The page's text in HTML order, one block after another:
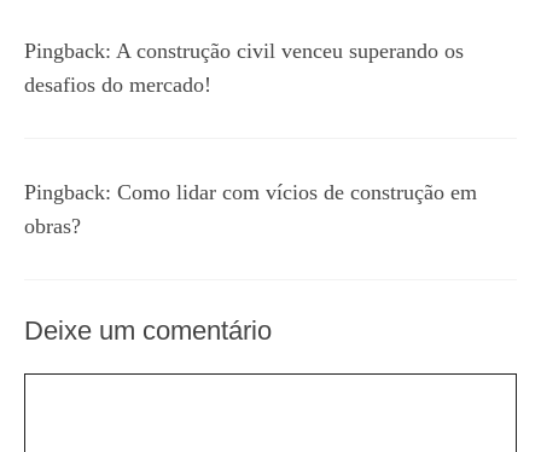
Pingback: A construção civil venceu superando os
desafios do mercado!
Pingback: Como lidar com vícios de construção em
obras?
Deixe um comentário